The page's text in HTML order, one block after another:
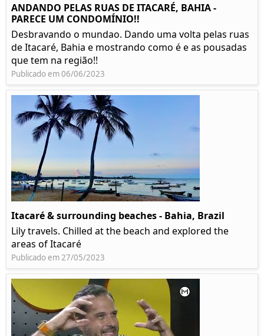
ANDANDO PELAS RUAS DE ITACARÉ, BAHIA -
PARECE UM CONDOMÍNIO!!
Desbravando o mundao. Dando uma volta pelas ruas
de Itacaré, Bahia e mostrando como é e as pousadas
que tem na região!!
Publicado em 06/06/2023
Itacaré & surrounding beaches - Bahia, Brazil
Lily travels. Chilled at the beach and explored the
areas of Itacaré
Publicado em 27/05/2023